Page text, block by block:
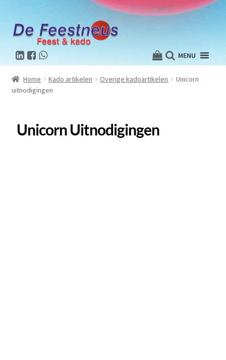
MENU
Home Kado artikelen Overige kadoartikelen
Unicorn
uitnodigingen
Unicorn Uitnodigingen